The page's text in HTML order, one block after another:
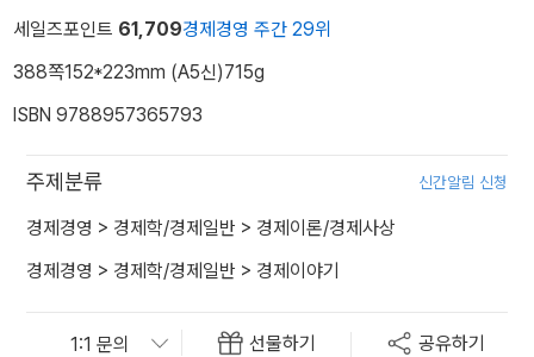
세일즈포인트 61,709경제경영 주간 29위
388쪽152*223mm (A5신)715g
ISBN 9788957365793
주제분류 신간알림 신청
경제경영 > 경제학/경제일반 > 경제이론/경제사상
경제경영 > 경제학/경제일반 > 경제이야기
선물하기 공유하기